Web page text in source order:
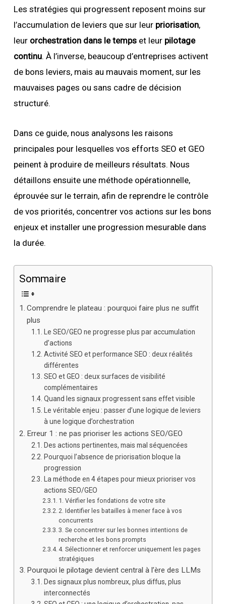
Les stratégies qui progressent reposent moins sur
l’accumulation de leviers que sur leur priorisation,
leur orchestration dans le tempset leur pilotage
continu. À l’inverse, beaucoup d’entreprises activent
de bons leviers, mais au mauvais moment, sur les
mauvaises pages ou sans cadre de décision
structuré.
Dans ce guide, nous analysons les raisons
principales pour lesquelles vos efforts SEO et GEO
peinent à produire de meilleurs résultats. Nous
détaillons ensuite une méthode opérationnelle,
éprouvée sur le terrain, afin de reprendre le contrôle
de vos priorités, concentrer vos actions sur les bons
enjeux et installer une progression mesurable dans
la durée.
Sommaire
Comprendre le plateau : pourquoi faire plus ne suffit
plus
Le SEO/GEO ne progresse plus par accumulation
d’actions
Activité SEO et performance SEO : deux réalités
différentes
SEO et GEO : deux surfaces de visibilité
complémentaires
Quand les signaux progressent sans effet visible
Le véritable enjeu : passer d’une logique de leviers
à une logique d’orchestration
Erreur 1 : ne pas prioriser les actions SEO/GEO
Des actions pertinentes, mais mal séquencées
Pourquoi l’absence de priorisation bloque la
progression
La méthode en 4 étapes pour mieux prioriser vos
actions SEO/GEO
1. Vérifier les fondations de votre site
2. Identifier les batailles à mener face à vos
concurrents
3. Se concentrer sur les bonnes intentions de
recherche et les bons prompts
4. Sélectionner et renforcer uniquement les pages
stratégiques
Pourquoi le pilotage devient central à l’ère des LLMs
Des signaux plus nombreux, plus diffus, plus
interconnectés